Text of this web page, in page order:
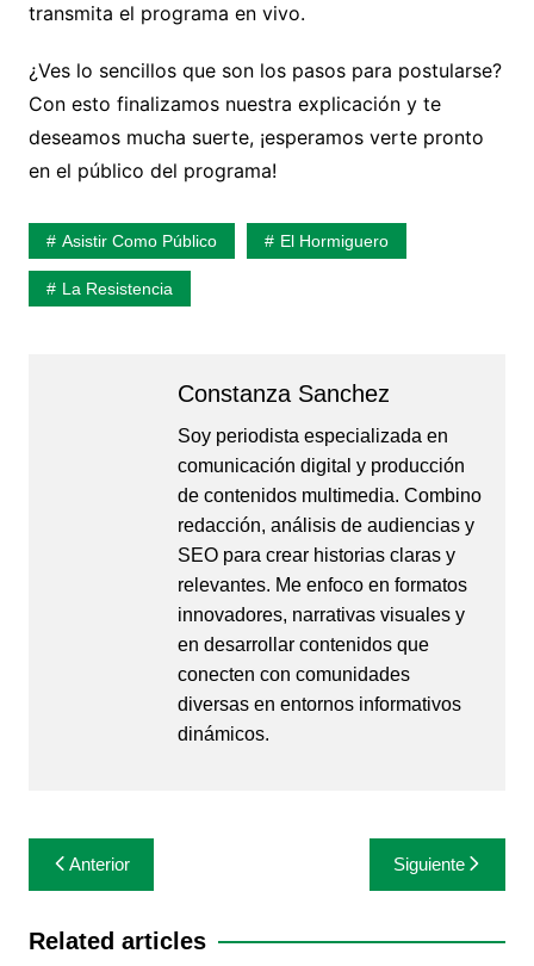
transmita el programa en vivo.
¿Ves lo sencillos que son los pasos para postularse?
Con esto finalizamos nuestra explicación y te
deseamos mucha suerte, ¡esperamos verte pronto
en el público del programa!
Asistir Como Público El Hormiguero
La Resistencia
Constanza Sanchez
Soy periodista especializada en
comunicación digital y producción
de contenidos multimedia. Combino
redacción, análisis de audiencias y
SEO para crear historias claras y
relevantes. Me enfoco en formatos
innovadores, narrativas visuales y
en desarrollar contenidos que
conecten con comunidades
diversas en entornos informativos
dinámicos.
Navegación
de
entradas
Anterior Siguiente
Related articles